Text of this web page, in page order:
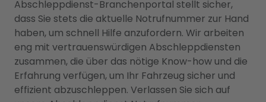
Abschleppdienst-Branchenportal stellt sicher,
dass Sie stets die aktuelle Notrufnummer zur Hand
haben, um schnell Hilfe anzufordern. Wir arbeiten
eng mit vertrauenswürdigen Abschleppdiensten
zusammen, die über das nötige Know-how und die
Erfahrung verfügen, um Ihr Fahrzeug sicher und
effizient abzuschleppen. Verlassen Sie sich auf